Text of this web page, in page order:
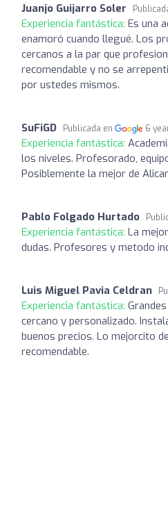
Juanjo Guijarro Soler
Experiencia fantástica: Es una
enamoró cuando llegué. Los
cercanos a la par que
recomendable y no se
por ustedes mismos.
SuFiGD Publicada en 6
Experiencia fantástica:
los niveles. Profesorado,
Posiblemente la mejor de
Pablo Folgado Hurtado
Experiencia fantástica: La
dudas. Profesores y metodo
Luis Miguel Pavia Celdran
Experiencia fantástica:
cercano y personalizado.
buenos precios. Lo mejorcito
recomendable.